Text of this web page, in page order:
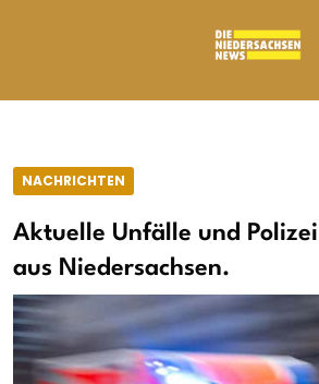
NACHRICHTEN
Aktuelle Unfälle und
aus Niedersachsen.